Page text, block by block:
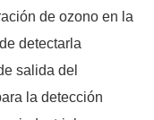
de ozono en la
detectarla
salida del
la detección